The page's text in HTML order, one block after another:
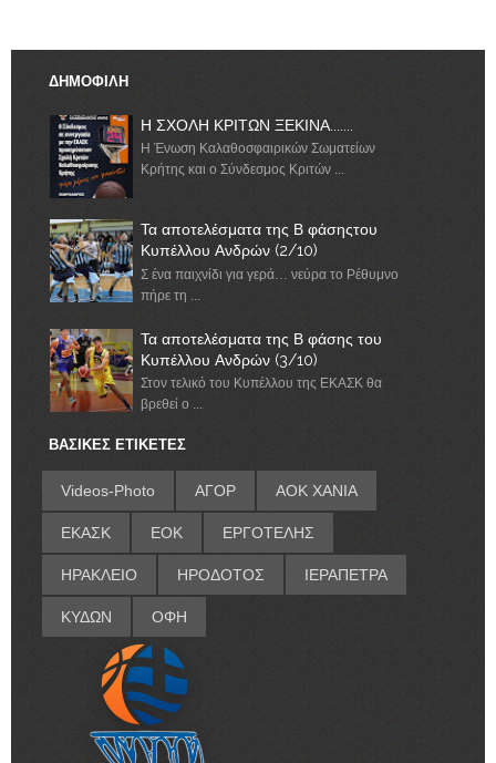
ΔΗΜΟΦΙΛΗ
Η ΣΧΟΛΗ ΚΡΙΤΩΝ ΞΕΚΙΝΑ.......
Η Ένωση Καλαθοσφαιρικών Σωματείων
Κρήτης και ο Σύνδεσμος Κριτών ...
Τα αποτελέσματα της Β φάσηςτου
Κυπέλλου Ανδρών (2/10)
Σ ένα παιχνίδι για γερά… νεύρα το Ρέθυμνο
πήρε τη ...
Τα αποτελέσματα της Β φάσης του
Κυπέλλου Ανδρών (3/10)
Στον τελικό του Κυπέλλου της ΕΚΑΣΚ θα
βρεθεί ο ...
ΒΑΣΙΚΕΣ ΕΤΙΚΕΤΕΣ
Videos-Photo ΑΓΟΡ ΑΟΚ ΧΑΝΙΑ
ΕΚΑΣΚ ΕΟΚ ΕΡΓΟΤΕΛΗΣ
ΗΡΑΚΛΕΙΟ ΗΡΟΔΟΤΟΣ ΙΕΡΑΠΕΤΡΑ
ΚΥΔΩΝ ΟΦΗ